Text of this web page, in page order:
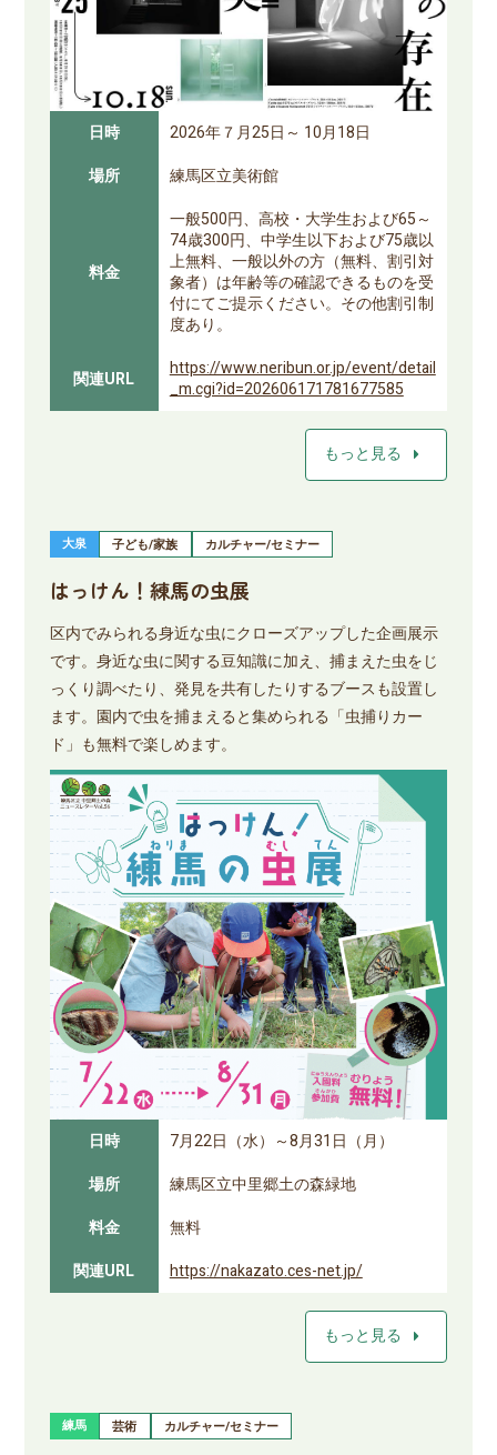
日時
2026年７月25日～ 10月18日
場所
練馬区立美術館
料金
一般500円、高校・大学生および65～
74歳300円、中学生以下および75歳以
上無料、一般以外の方（無料、割引対
象者）は年齢等の確認できるものを受
付にてご提示ください。その他割引制
度あり。
関連URL
https://www.neribun.or.jp/event/detail
_m.cgi?id=202606171781677585
もっと見る arrow_right
大泉 子ども/家族 カルチャー/セミナー
はっけん！練馬の虫展
区内でみられる身近な虫にクローズアップした企画展示
です。身近な虫に関する豆知識に加え、捕まえた虫をじ
っくり調べたり、発見を共有したりするブースも設置し
ます。園内で虫を捕まえると集められる「虫捕りカー
ド」も無料で楽しめます。
日時
7月22日（水）～8月31日（月）
場所
練馬区立中里郷土の森緑地
料金
無料
関連URL
https://nakazato.ces-net.jp/
もっと見る arrow_right
練馬 芸術 カルチャー/セミナー